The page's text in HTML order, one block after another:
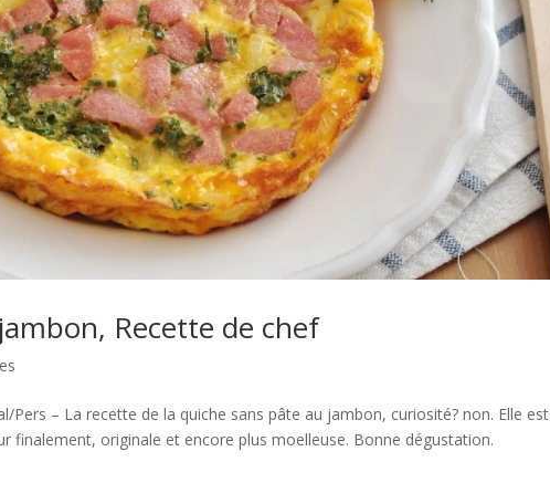
Recette de chef
Pers – La recette de la quiche sans pâte au jambon, curiosité? non. Elle est
finalement, originale et encore plus moelleuse. Bonne dégustation.